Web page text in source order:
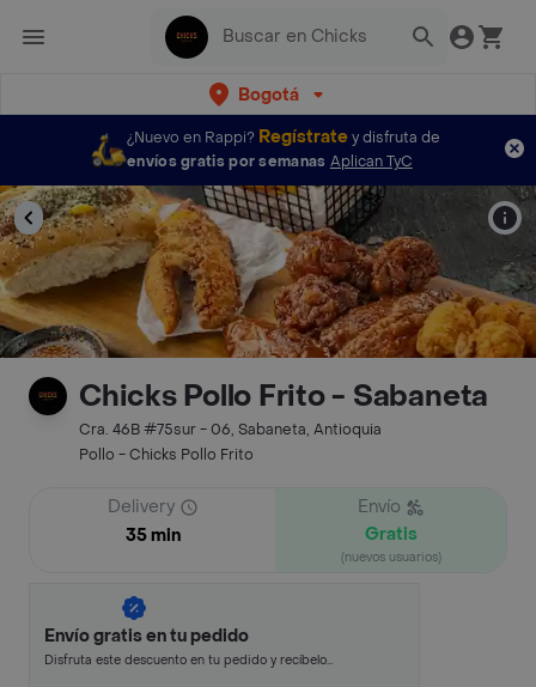
Bogotá
¿Nuevo en Rappi? Regístratey disfruta de
envíos gratis por semanas Aplican TyC
Chicks Pollo Frito - Sabaneta
Cra. 46B #75sur - 06, Sabaneta, Antioquia
Pollo - Chicks Pollo Frito
Delivery
35 min
Envío
Gratis
(nuevos usuarios)
Envío gratis en tu pedido
Disfruta este descuento en tu pedido y recíbelo